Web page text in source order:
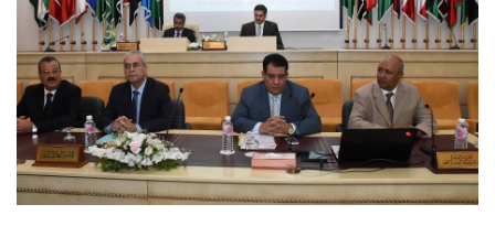
إنجازات
توعوية
الخدمات
الإلكترونية
صور
وفيديو
مجلة
أصداء
إعلانات